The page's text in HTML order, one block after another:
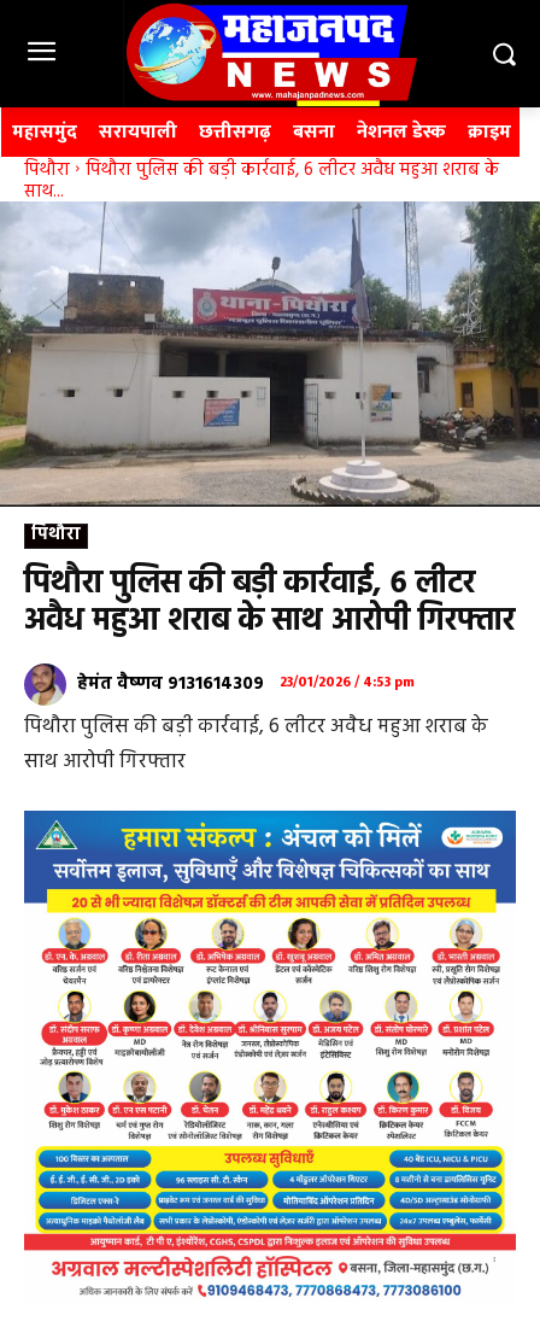
महासमुंद सरायपाली छत्तीसगढ़ बसना नेशनल डेस्क क्राइम
पिथौरा पिथौरा पुलिस की बड़ी कार्रवाई, 6 लीटर अवैध महुआ शराब के
साथ...
पिथौरा
पिथौरा पुलिस की बड़ी कार्रवाई, 6 लीटर
अवैध महुआ शराब के साथ आरोपी गिरफ्तार
हेमंत वैष्णव 9131614309 23/01/2026 / 4:53 pm
पिथौरा पुलिस की बड़ी कार्रवाई, 6 लीटर अवैध महुआ शराब के
साथ आरोपी गिरफ्तार